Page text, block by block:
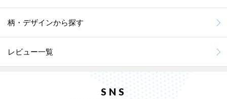
柄・デザインから探す
レビュー一覧
SNS